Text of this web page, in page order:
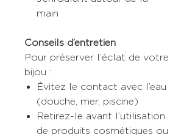
main
Conseils d’entretien
Pour préserver l’éclat de votre
bijou :
Évitez le contact avec l’eau
(douche, mer, piscine)
Retirez-le avant l’utilisation
de produits cosmétiques ou